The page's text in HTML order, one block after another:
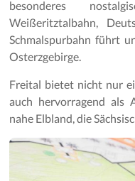
besonderes
Weißeritztalbahn,
Schmalspurbahn führt
Osterzgebirge.
Freital bietet nicht nur
auch hervorragend als
nahe Elbland, die